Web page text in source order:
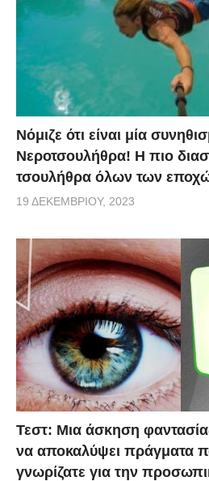
Νόμιζε ότι είναι μία
Νεροτσουλήθρα! Η πιο
τσουλήθρα όλων των
19 ΔΕΚΕΜΒΡΊΟΥ, 2023
Τεστ: Μια άσκηση
να αποκαλύψει πράγματα
γνωρίζατε για την